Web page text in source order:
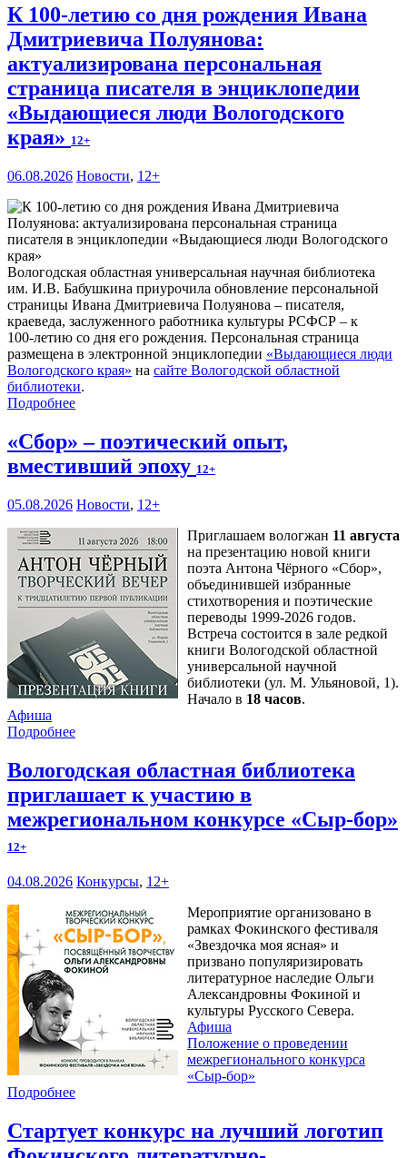
К 100-летию со дня рождения Ивана
Дмитриевича Полуянова:
актуализирована персональная
страница писателя в энциклопедии
«Выдающиеся люди Вологодского
края» 12+
06.08.2026 Новости, 12+
Вологодская областная универсальная научная библиотека
им. И.В. Бабушкина приурочила обновление персональной
страницы Ивана Дмитриевича Полуянова – писателя,
краеведа, заслуженного работника культуры РСФСР – к
100‑летию со дня его рождения. Персональная страница
размещена в электронной энциклопедии «Выдающиеся люди
Вологодского края» на сайте Вологодской областной
библиотеки.
Подробнее
«Сбор» – поэтический опыт,
вместивший эпоху 12+
05.08.2026 Новости, 12+
Приглашаем вологжан 11 августа
на презентацию новой книги
поэта Антона Чёрного «Сбор»,
объединившей избранные
стихотворения и поэтические
переводы 1999-2026 годов.
Встреча состоится в зале редкой
книги Вологодской областной
универсальной научной
библиотеки (ул. М. Ульяновой, 1).
Начало в 18 часов.
Афиша
Подробнее
Вологодская областная библиотека
приглашает к участию в
межрегиональном конкурсе «Сыр-бор»
12+
04.08.2026 Конкурсы, 12+
Мероприятие организовано в
рамках Фокинского фестиваля
«Звездочка моя ясная» и
призвано популяризировать
литературное наследие Ольги
Александровны Фокиной и
культуры Русского Севера.
Афиша
Положение о проведении
межрегионального конкурса
«Сыр-бор»
Подробнее
Стартует конкурс на лучший логотип